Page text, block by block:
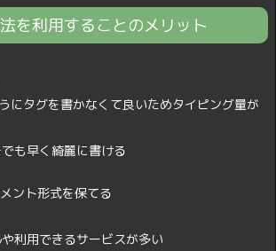
を利用することのメリット
にタグを書かなくて良いためタイピング量が
も早く綺麗に書ける
ント形式を保てる
利用できるサービスが多い